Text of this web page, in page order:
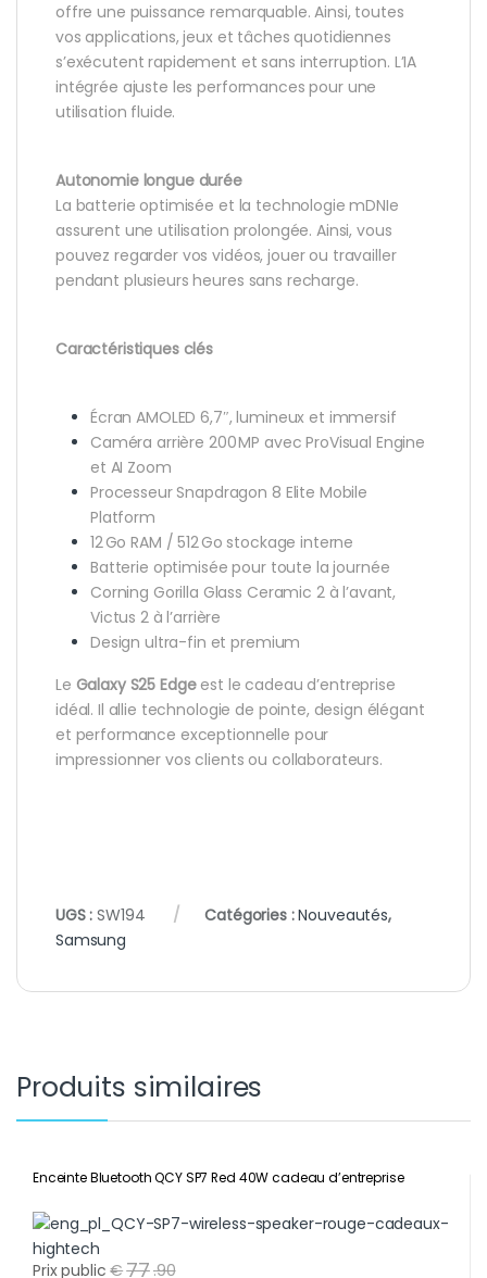
offre une puissance remarquable. Ainsi, toutes
vos applications, jeux et tâches quotidiennes
s’exécutent rapidement et sans interruption. L’IA
intégrée ajuste les performances pour une
utilisation fluide.
Autonomie longue durée
La batterie optimisée et la technologie mDNIe
assurent une utilisation prolongée. Ainsi, vous
pouvez regarder vos vidéos, jouer ou travailler
pendant plusieurs heures sans recharge.
Caractéristiques clés
Écran AMOLED 6,7″, lumineux et immersif
Caméra arrière 200 MP avec ProVisual Engine
et AI Zoom
Processeur Snapdragon 8 Elite Mobile
Platform
12 Go RAM / 512 Go stockage interne
Batterie optimisée pour toute la journée
Corning Gorilla Glass Ceramic 2 à l’avant,
Victus 2 à l’arrière
Design ultra-fin et premium
Le Galaxy S25 Edgeest le cadeau d’entreprise
idéal. Il allie technologie de pointe, design élégant
et performance exceptionnelle pour
impressionner vos clients ou collaborateurs.
UGS :SW194 Catégories :Nouveautés,
Samsung
Produits similaires
Enceinte Bluetooth QCY SP7 Red 40W cadeau d’entreprise
Prix public €77.90